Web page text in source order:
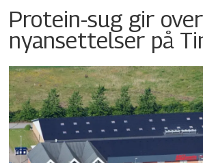
Protein-sug gir
nyansettelser på